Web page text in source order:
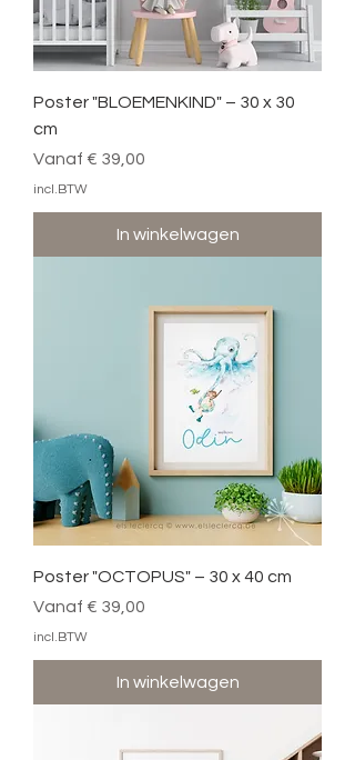
Poster "BLOEMENKIND" – 30 x 30
cm
Vanaf € 39,00
Verkoopprijs
incl.BTW
In winkelwagen
Poster "OCTOPUS" – 30 x 40 cm
Vanaf € 39,00
Verkoopprijs
incl.BTW
In winkelwagen